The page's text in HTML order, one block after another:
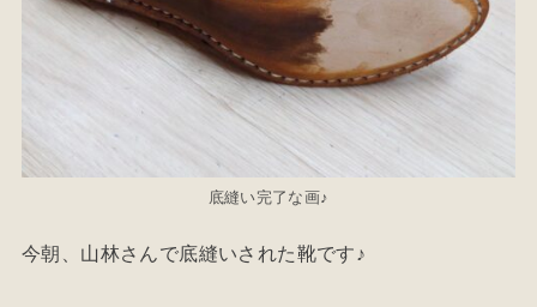
底縫い完了な画♪
今朝、山林さんで底縫いされた靴です♪